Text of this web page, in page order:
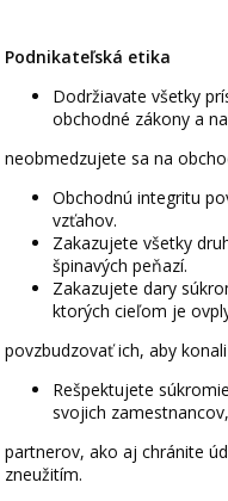
Podnikateľská etika
Dodržiavate všetky
obchodné zákony a
neobmedzujete sa na
Obchodnú integritu
vzťahov.
Zakazujete všetky
špinavých peňazí.
Zakazujete dary
ktorých cieľom je
povzbudzovať ich, aby
Rešpektujete
svojich
partnerov, ako aj chránite
zneužitím.